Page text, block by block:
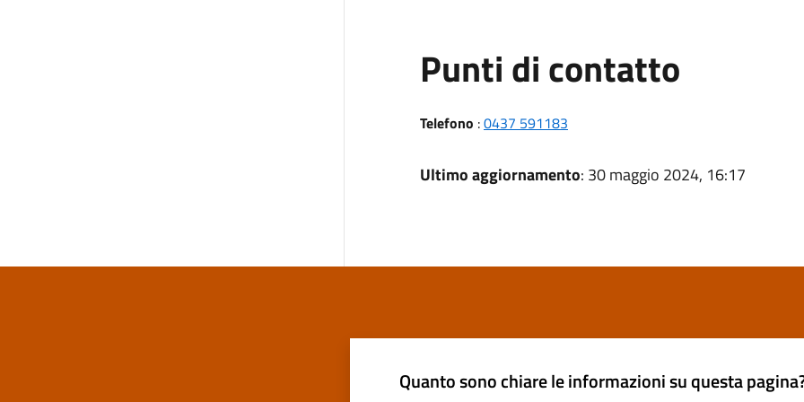
Punti di contatto
Telefono :0437 591183
Ultimo aggiornamento: 30 maggio 2024, 16:17
Quanto sono chiare le informazioni su questa